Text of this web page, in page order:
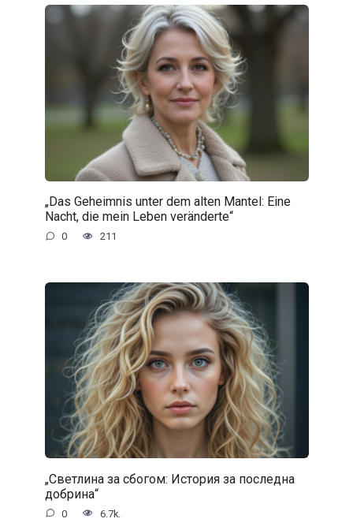
„Das Geheimnis unter dem alten Mantel: Eine
Nacht, die mein Leben veränderte“
0 211
„Светлина за сбогом: История за последна
добрина“
0 6.7k.